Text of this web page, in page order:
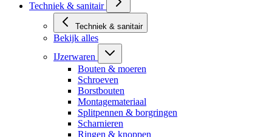
Techniek & sanitair
Techniek & sanitair
Bekijk alles
IJzerwaren
Bouten & moeren
Schroeven
Borstbouten
Montagemateriaal
Splitpennen & borgringen
Scharnieren
Ringen & knoppen